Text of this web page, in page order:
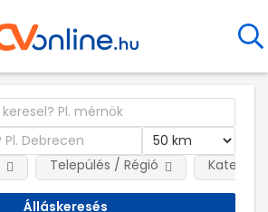
Település / Régió